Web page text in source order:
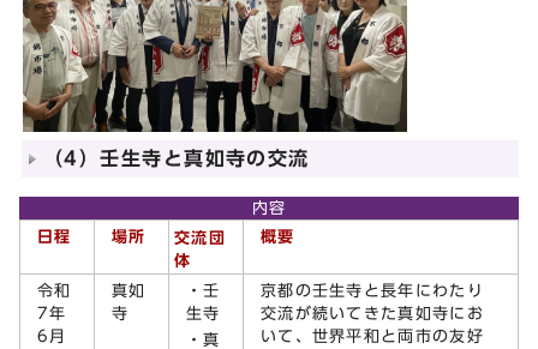
（4）壬生寺と真如寺の交流
内容
日程
場所
交流団
体
概要
令和
7年
6月
真如
寺
・壬
生寺
・真
京都の壬生寺と長年にわたり
交流が続いてきた真如寺にお
いて、世界平和と両市の友好